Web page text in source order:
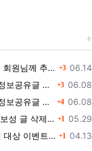
등록
06.14
포인트 쏩니다!! 3댓글
등록일
06.08
기프티콘 받자! 3댓글
등록일
06.08
기프티콘 받자! 4댓글
등록
05.29
제제대상입니다. 1 댓글
등록
04.13
이벤트 안내 1 댓글